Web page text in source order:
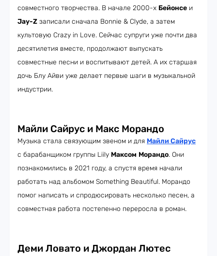
совместного творчества. В начале 2000-х Бейонсе и
Jay-Z записали сначала Bonnie & Clyde, а затем
культовую Crazy in Love. Сейчас супруги уже почти два
десятилетия вместе, продолжают выпускать
совместные песни и воспитывают детей. А их старшая
дочь Блу Айви уже делает первые шаги в музыкальной
индустрии.
Майли Сайрус и Макс Морандо
Музыка стала связующим звеном и для Майли Сайрус
с барабанщиком группы Liily Максом Морандо. Они
познакомились в 2021 году, а спустя время начали
работать над альбомом Something Beautiful. Морандо
помог написать и спродюсировать несколько песен, а
совместная работа постепенно переросла в роман.
Деми Ловато и Джордан Лютес